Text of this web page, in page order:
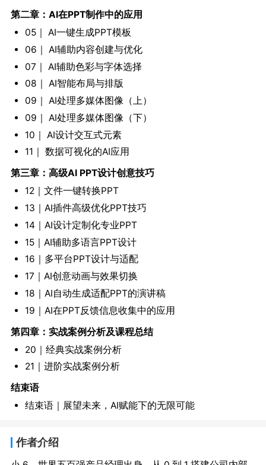
第二章：AI在PPT制作中的应用
05｜ AI一键生成PPT模板
06｜ AI辅助内容创建与优化
07｜ AI辅助色彩与字体选择
08｜ AI智能布局与排版
09｜ AI处理多媒体图像（上）
09｜ AI处理多媒体图像（下）
10｜ AI设计交互式元素
11｜ 数据可视化的AI应用
第三章：高级AI PPT设计创意技巧
12｜文件一键转换PPT
13｜AI插件高级优化PPT技巧
14｜AI设计定制化专业PPT
15｜AI辅助多语言PPT设计
16｜多平台PPT设计与适配
17｜AI创意动画与效果切换
18｜AI自动生成适配PPT的演讲稿
19｜AI在PPT反馈信息收集中的应用
第四章：实战案例分析及课程总结
20｜经典实战案例分析
21｜进阶实战案例分析
结束语
结束语｜展望未来，AI赋能下的无限可能
作者介绍